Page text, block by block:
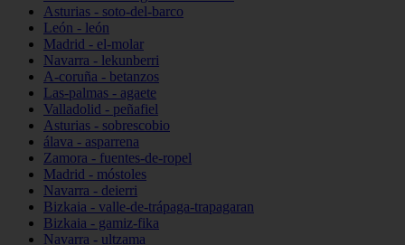
Asturias - soto-del-barco
León - león
Madrid - el-molar
Navarra - lekunberri
A-coruña - betanzos
Las-palmas - agaete
Valladolid - peñafiel
Asturias - sobrescobio
álava - asparrena
Zamora - fuentes-de-ropel
Madrid - móstoles
Navarra - deierri
Bizkaia - valle-de-trápaga-trapagaran
Bizkaia - gamiz-fika
Navarra - ultzama